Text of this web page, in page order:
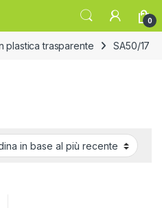
0
plastica trasparente SA50/17